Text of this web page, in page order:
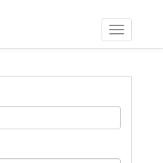
Toggle